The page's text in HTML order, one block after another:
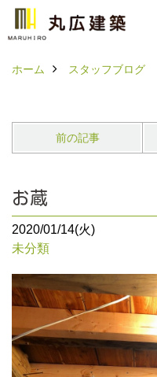
ホーム スタッフブログ
前の記事
お蔵
2020/01/14(火)
未分類